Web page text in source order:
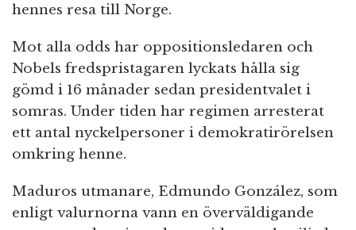
hennes resa till Norge.
Mot alla odds har oppositionsledaren och
Nobels fredspristagaren lyckats hålla sig
gömd i 16 månader sedan presidentvalet i
somras. Under tiden har regimen arresterat
ett antal nyckelpersoner i demokratirörelsen
omkring henne.
Maduros utmanare, Edmundo González, som
enligt valurnorna vann en överväldigande